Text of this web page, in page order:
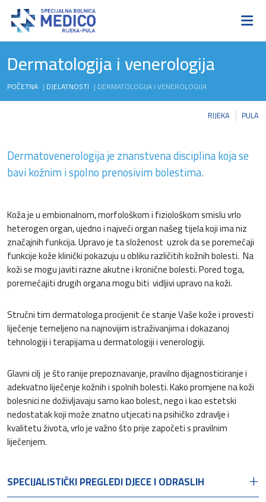
Dermatologija i venerologija
POČETNA | DJELATNOSTI | DERMATOLOGIJA I VENEROLOGIJA
RIJEKA PULA
Dermatovenerologija je znanstvena disciplina koja se
bavi kožnim i spolno prenosivim bolestima.
Koža je u embionalnom, morfološkom i fiziološkom smislu vrlo
heterogen organ, ujedno i najveći organ našeg tijela koji ima niz
značajnih funkcija. Upravo je ta složenost uzrok da se poremećaji
funkcije kože klinički pokazuju u obliku različitih kožnih bolesti. Na
koži se mogu javiti razne akutne i kronične bolesti. Pored toga,
poremećajiti drugih organa mogu biti vidljivi upravo na koži.
Stručni tim dermatologa procijenit će stanje Vaše kože i provesti
liječenje temeljeno na najnovijim istraživanjima i dokazanoj
tehnologiji i terapijama u dermatologiji i venerologiji.
Glavni cilj je što ranije prepoznavanje, pravilno dijagnosticiranje i
adekvatno liječenje kožnih i spolnih bolesti. Kako promjene na koži
bolesnici ne doživljavaju samo kao bolest, nego i kao estetski
nedostatak koji može znatno utjecati na psihičko zdravlje i
kvalitetu života, vrlo je važno što prije započeti s pravilnim
liječenjem.
SPECIJALISTIČKI PREGLEDI DJECE I ODRASLIH